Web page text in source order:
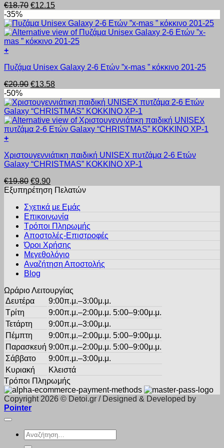
προϊόντος
πολλαπλές
παραλλαγές.
Οι
επιλογές
μπορούν
να
στη
του
προϊόντος
€18.70 Original
was:
€18.70.
€12.15Η
τιμή
είναι:
€12.15.
-35%
+
το
έχει
πολλαπλές
παραλλαγές.
Οι
επιλογές
μπορούν
να
στη
σελίδα
προϊόντος
Πυζάμα Unisex Galaxy 2-6 Ετών ”x-mas ” κόκκινο 201-25
€20.90 Original
was:
€20.90.
€13.58Η
τιμή
είναι:
€13.58.
-50%
+
το
προϊόν
πολλαπλές
παραλλαγές.
επιλογές
μπορούν
επιλεγούν
σελίδα
προϊόντος
Χριστουγεννιάτικη παιδική UNISEX πυτζάμα 2-6 Ετών
Galaxy “CHRISTMAS” ΚΟΚΚΙΝΟ ΧΡ-1
€19.80 Original
price
€19.80.
€9.90Η
τρέχουσα
είναι:
€9.90.
Εξυπηρέτηση Πελατών
Σχετικά με Εμάς
Επικοινωνία
Τρόποι Πληρωμής
Αποστολές-Επιστροφές
Όροι Χρήσης
Μεγεθολόγιο
Αναζήτηση Αποστολής
Blog
Ωράριο Λειτουργίας
Δευτέρα
9:00π.μ.–3:00μ.μ.
Τρίτη
9:00π.μ.–2:00μ.μ. 5:00–9:00μ.μ.
Τετάρτη
9:00π.μ.–3:00μ.μ.
Πέμπτη
9:00π.μ.–2:00μ.μ. 5:00–9:00μ.μ.
Παρασκευή 9:00π.μ.–2:00μ.μ. 5:00–9:00μ.μ.
Σάββατο
9:00π.μ.–3:00μ.μ.
Κυριακή
Κλειστά
Τρόποι Πληρωμής
Copyright 2026 © Detoi.gr / Designed & Developed by
Pointer
Αναζήτηση
για: